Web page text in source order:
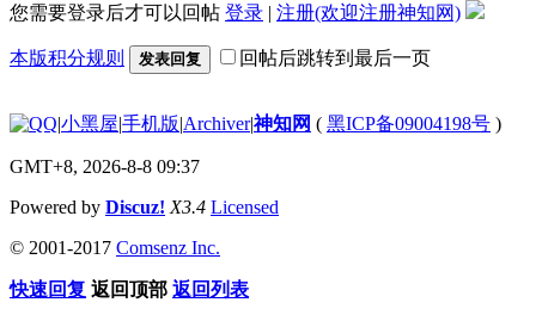
您需要登录后才可以回帖 登录 | 注册(欢迎注册神知网)
本版积分规则 发表回复 回帖后跳转到最后一页
|小黑屋|手机版|Archiver|神知网 ( 黑ICP备09004198号 )
GMT+8, 2026-8-8 09:37
Powered by Discuz! X3.4 Licensed
© 2001-2017 Comsenz Inc.
快速回复 返回顶部 返回列表